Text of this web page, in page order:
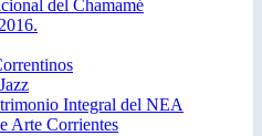
del Chamamé
Integral del NEA
Arte Corrientes